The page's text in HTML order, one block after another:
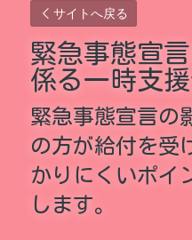
サイトへ戻る
緊急事態宣
係る一時支
緊急事態宣言の
の方が給付を受
かりにくいポイ
します。